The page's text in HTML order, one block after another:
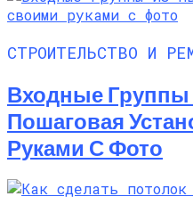
СТРОИТЕЛЬСТВО И
Входные
Пошаговая
Руками С Фото